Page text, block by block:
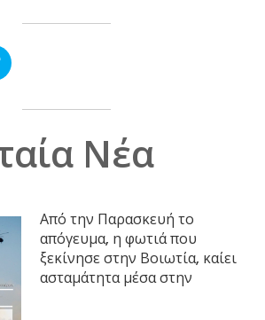
Νέα
Από την Παρασκευή το
απόγευμα, η φωτιά που
ξεκίνησε στην Βοιωτία, καίει
ασταμάτητα μέσα στην